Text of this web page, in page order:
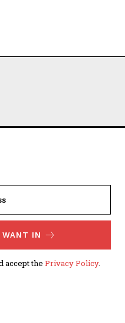
WANT IN
accept the Privacy Policy.